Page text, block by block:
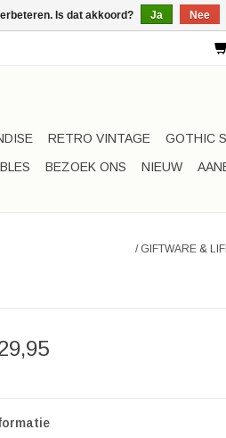
RETRO VINTAGE GOTHIC
BEZOEK ONS NIEUW
/ GIFTWARE &
Is dat akkoord? Ja Nee